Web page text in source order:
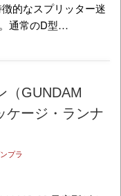
的なスプリッター迷
通常のD型…
（GUNDAM
ケージ・ランナ
プラ